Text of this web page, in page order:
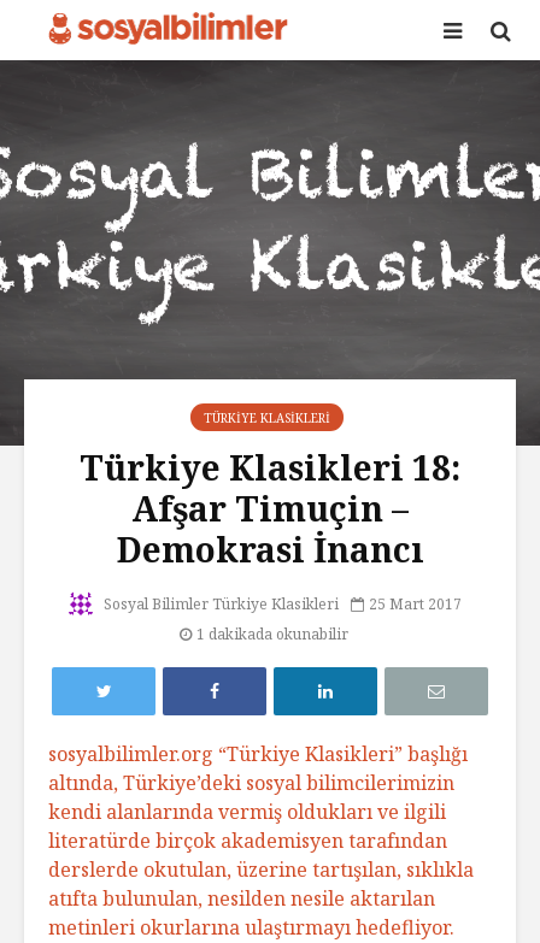
TÜRKIYE KLASIKLERI
Türkiye Klasikleri 18:
Afşar Timuçin –
Demokrasi İnancı
Sosyal Bilimler Türkiye Klasikleri
25 Mart 2017
1 dakikada okunabilir
sosyalbilimler.org “Türkiye Klasikleri” başlığı
altında, Türkiye’deki sosyal bilimcilerimizin
kendi alanlarında vermiş oldukları ve ilgili
literatürde birçok akademisyen tarafından
derslerde okutulan, üzerine tartışılan, sıklıkla
atıfta bulunulan, nesilden nesile aktarılan
metinleri okurlarına ulaştırmayı hedefliyor.